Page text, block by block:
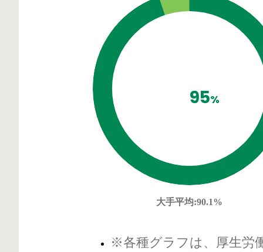
95%
大手平均:90.1%
※各種グラフは、厚生労